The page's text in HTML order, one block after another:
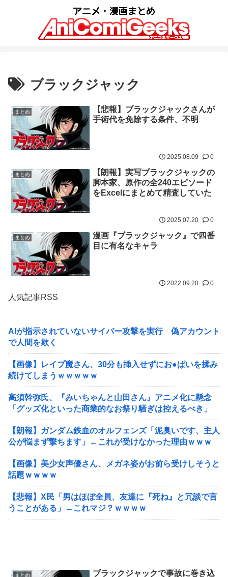
ブラックジャック
まとめ
【悲報】ブラックジャックさんが
手術代を免除する条件、不明
2025.08.09 0
まとめ
【朗報】実写ブラックジャックの
脚本家、原作の全240エピソード
をExcelにまとめて精査していた
2025.07.20 0
まとめ
漫画『ブラックジャック』で四番
目に有名なキャラ
2022.09.20 0
人気記事RSS
AIが指示されていないサイバー攻撃を実行 偽アカウント
で人間を欺く
【画像】レイプ魔さん、30分も挿入せずにお●ぱいを揉み
続けてしまうｗｗｗｗｗ
高須幹弥氏、『みいちゃんと山田さん』アニメ化に懸念
「グッズ化といった商業的なお祭り騒ぎは控えるべき」
【朗報】ガンダム鉄血のオルフェンズ「泥臭いです、主人
公が悩まず撃ちます」←これが受けなかった理由ｗｗｗ
【画像】美少女声優さん、メガネ姿がお前ら受けしそうと
話題ｗｗｗｗ
【悲報】X民「男はほぼ全員、友達に『死ね』と冗談で言
うことがある」←これマジ？ｗｗｗｗ
まとめ
ブラックジャックで事故に巻き込